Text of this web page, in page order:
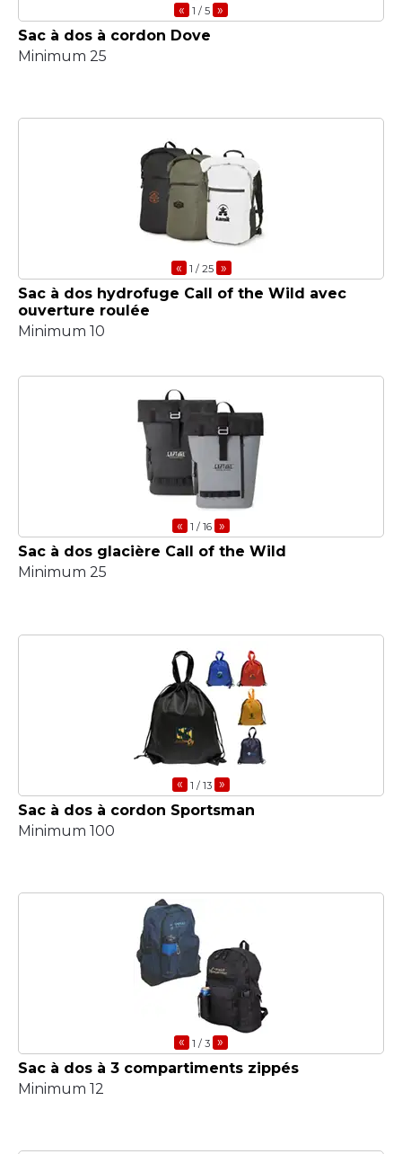
« 1 / 5 »
Sac à dos à cordon Dove
Minimum 25
« 1 / 25 »
Sac à dos hydrofuge Call of the Wild avec
ouverture roulée
Minimum 10
« 1 / 16 »
Sac à dos glacière Call of the Wild
Minimum 25
« 1 / 13 »
Sac à dos à cordon Sportsman
Minimum 100
« 1 / 3 »
Sac à dos à 3 compartiments zippés
Minimum 12